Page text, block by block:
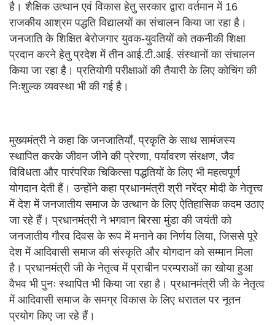
है। शैक्षिक उत्थान एवं विकास हेतु सरकार द्वारा वर्तमान में 16
राजकीय आश्रम पद्धति विद्यालयों का संचालन किया जा रहा है।
जनजाति के शिक्षित बेरोजगार युवक-युवतियों को तकनीकी शिक्षा
प्रदान करने हेतु प्रदेश में तीन आई.टी.आई. संस्थानों का संचालन
किया जा रहा है। प्रतियोगी परीक्षाओं की तैयारी के लिए कोचिंग की
निःशुल्क व्यवस्था भी की गई है।
मुख्यमंत्री ने कहा कि जनजातियाँ, प्रकृति के साथ सामंजस्य
स्थापित करके जीवन जीने की प्रेरणा, पर्यावरण संरक्षण, जैव
विविधता और पारंपरिक चिकित्सा पद्धतियों के लिए भी महत्वपूर्ण
योगदान देती हैं। उन्होंने कहा प्रधानमंत्री श्री नरेंद्र मोदी के नेतृत्त्व
में देश में जनजातीय समाज के उत्थान के लिए ऐतिहासिक कदम उठाए
जा रहे हैं। प्रधानमंत्री ने भगवान बिरसा मुंडा की जयंती को
जनजातीय गौरव दिवस के रूप में मनाने का निर्णय लिया, जिससे पूरे
देश में आदिवासी समाज की संस्कृति और योगदान को सम्मान मिला
है। प्रधानमंत्री जी के नेतृत्व में प्राचीन परम्पराओं का खोया हुआ
वैभव भी पुनः स्थापित भी किया जा रहा है। प्रधानमंत्री जी के नेतृत्व
में आदिवासी समाज के समग्र विकास के लिए धरातल पर नूतन
प्रयोग किए जा रहे हैं।